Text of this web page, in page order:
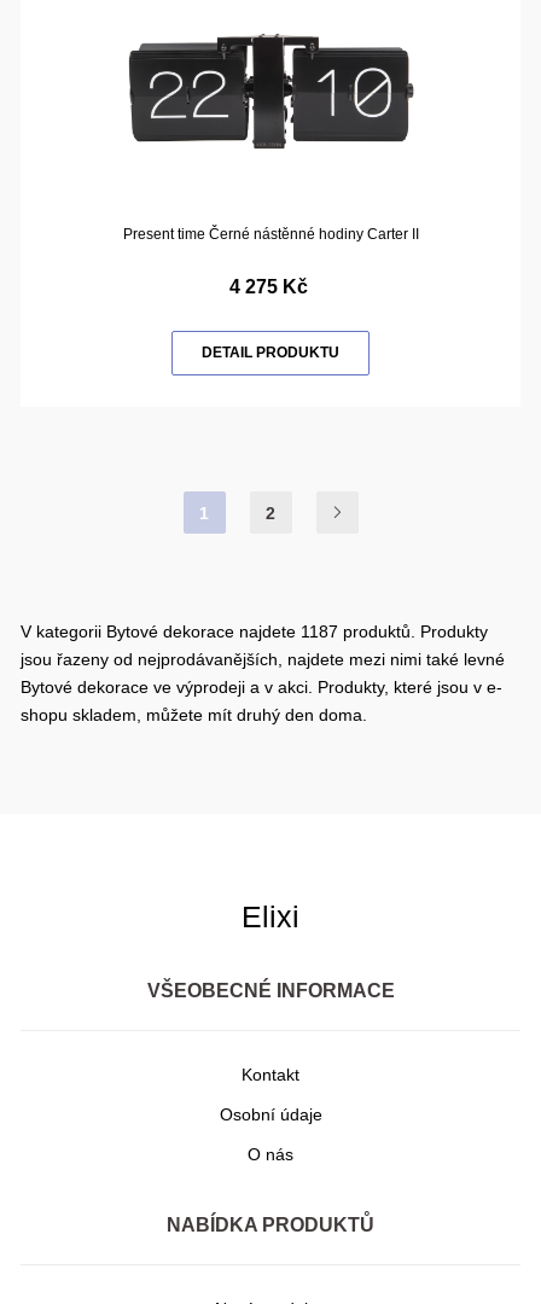
Present time Černé nástěnné hodiny Carter II
4 275 Kč
DETAIL PRODUKTU
1 2
V kategorii Bytové dekorace najdete 1187 produktů. Produkty
jsou řazeny od nejprodávanějších, najdete mezi nimi také levné
Bytové dekorace ve výprodeji a v akci. Produkty, které jsou v e-
shopu skladem, můžete mít druhý den doma.
Elixi
VŠEOBECNÉ INFORMACE
Kontakt
Osobní údaje
O nás
NABÍDKA PRODUKTŮ